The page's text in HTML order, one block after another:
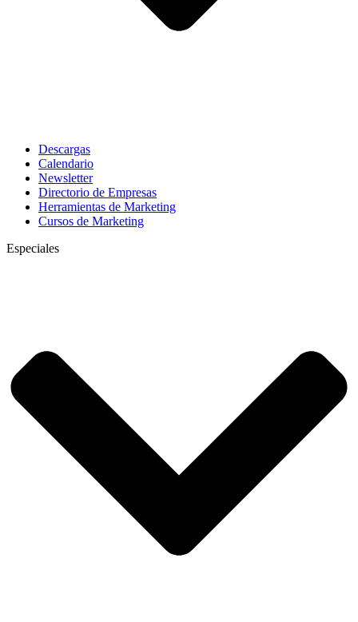
Descargas
Calendario
Newsletter
Directorio de Empresas
Herramientas de Marketing
Cursos de Marketing
Especiales